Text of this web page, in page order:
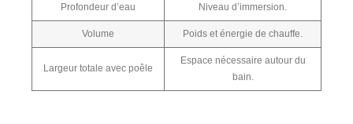
Profondeur d’eau Niveau d’immersion.
Volume Poids et énergie de chauffe.
Largeur totale avec poêle
Espace nécessaire autour du
bain.